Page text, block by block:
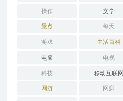
操作 文学
景点 每天
游戏 生活百科
电脑 电视
科技 移动互联网
网游 网赚